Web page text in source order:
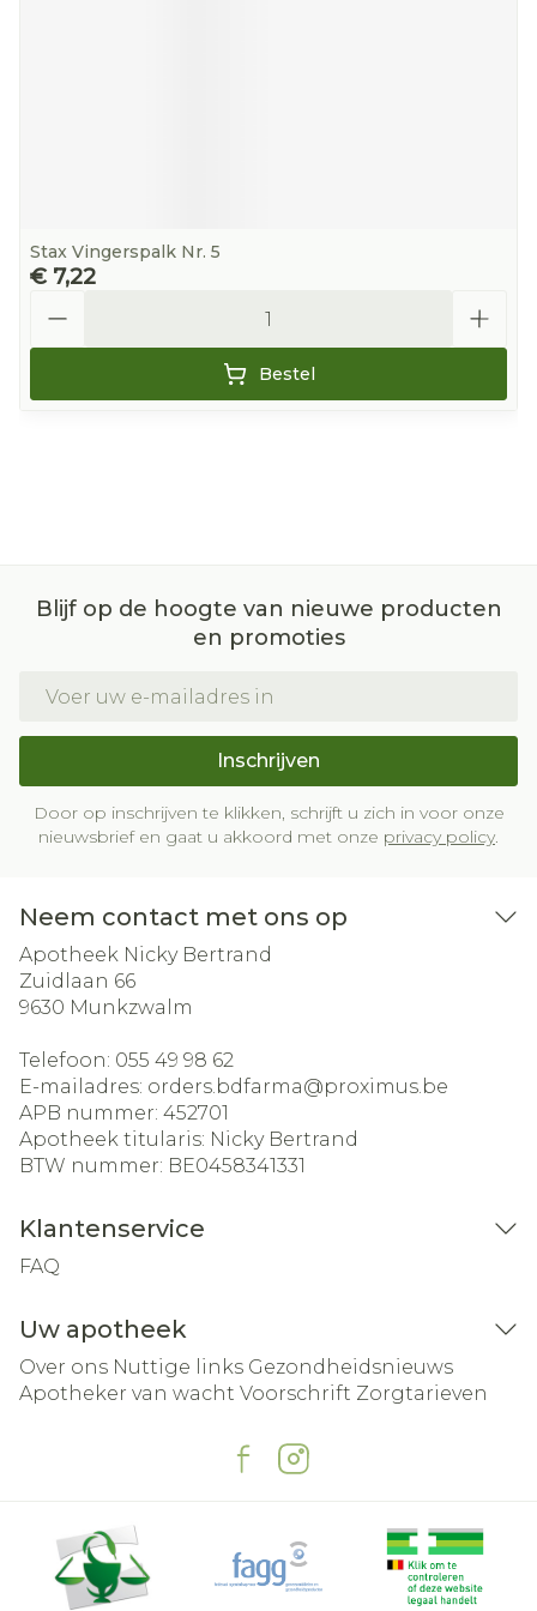
Stax Vingerspalk Nr. 5
€ 7,22
Bestel
Blijf op de hoogte van nieuwe producten
en promoties
Inschrijven
Door op inschrijven te klikken, schrijft u zich in voor onze
nieuwsbrief en gaat u akkoord met onze privacy policy.
Neem contact met ons op
Apotheek Nicky Bertrand
Zuidlaan 66
9630 Munkzwalm
Telefoon: 055 49 98 62
E-mailadres: orders.bdfarma@proximus.be
APB nummer: 452701
Apotheek titularis: Nicky Bertrand
BTW nummer: BE0458341331
Klantenservice
FAQ
Uw apotheek
Over ons Nuttige links Gezondheidsnieuws
Apotheker van wacht Voorschrift Zorgtarieven